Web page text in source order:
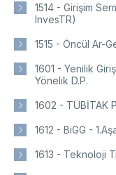
Ulusal Programlar
Uluslararası
Bilimsel Etkinlik
Etkinlik Düzenleme
Uluslararası
Uluslararası İş
İkili İş Birliği
AB Çerçeve
BURSLAR
Lisans /
Mentorluk Desteği
Lisansüstü
1514 - Girişim
InvesTR)
1515 - Öncül Ar-
1601 - Yenilik
Yönelik D.P.
1602 - TÜBİTAK
1612 - BiGG -
1613 - Teknoloji